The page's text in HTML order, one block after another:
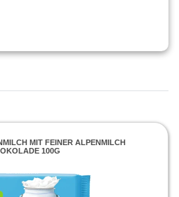
MIT FEINER ALPENMILCH
100G